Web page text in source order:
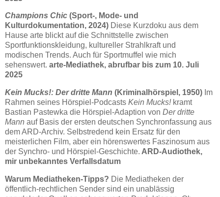
Champions Chic (Sport-, Mode- und
Kulturdokumentation, 2024) Diese Kurzdoku aus dem
Hause arte blickt auf die Schnittstelle zwischen
Sportfunktionskleidung, kultureller Strahlkraft und
modischen Trends. Auch für Sportmuffel wie mich
sehenswert. arte-Mediathek, abrufbar bis zum 10. Juli
2025
Kein Mucks!: Der dritte Mann (Kriminalhörspiel, 1950) Im
Rahmen seines Hörspiel-Podcasts Kein Mucks!kramt
Bastian Pastewka die Hörspiel-Adaption von Der dritte
Mann auf Basis der ersten deutschen Synchronfassung aus
dem ARD-Archiv. Selbstredend kein Ersatz für den
meisterlichen Film, aber ein hörenswertes Faszinosum aus
der Synchro- und Hörspiel-Geschichte. ARD-Audiothek,
mir unbekanntes Verfallsdatum
Warum Mediatheken-Tipps? Die Mediatheken der
öffentlich-rechtlichen Sender sind ein unablässig